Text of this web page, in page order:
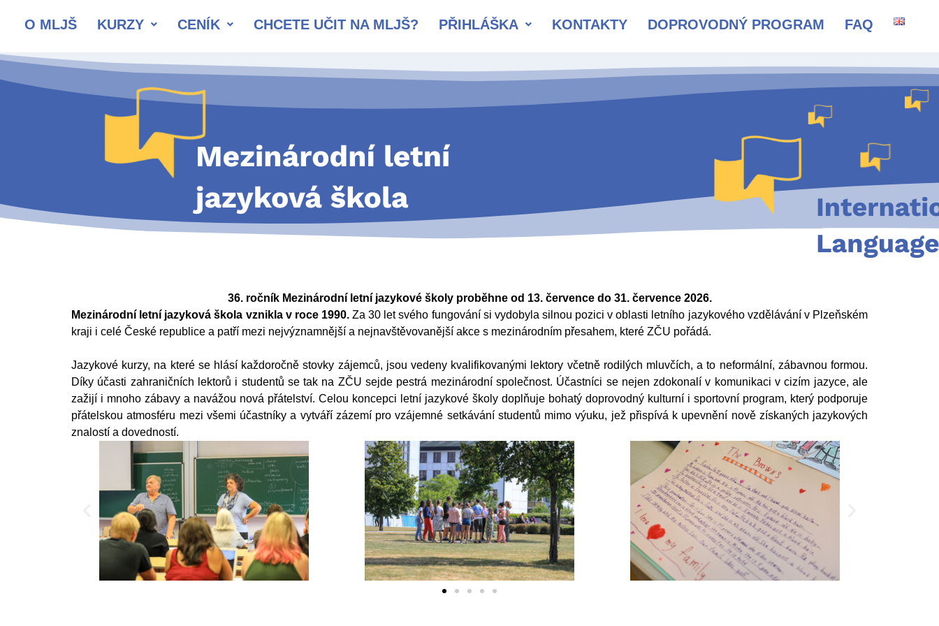
O MLJŠ KURZY CENÍK CHCETE UČIT NA MLJŠ? PŘIHLÁŠKA KONTAKTY DOPROVODNÝ PROGRAM FAQ
36. ročník Mezinárodní letní jazykové školy proběhne od 13. července do 31. července 2026.
Mezinárodní letní jazyková škola vznikla v roce 1990.Za 30 let svého fungování si vydobyla silnou pozici v oblasti letního jazykového vzdělávání v Plzeňském
kraji i celé České republice a patří mezi nejvýznamnější a nejnavštěvovanější akce s mezinárodním přesahem, které ZČU pořádá.
Jazykové kurzy, na které se hlásí každoročně stovky zájemců, jsou vedeny kvalifikovanými lektory včetně rodilých mluvčích, a to neformální, zábavnou formou.
Díky účasti zahraničních lektorů i studentů se tak na ZČU sejde pestrá mezinárodní společnost. Účastníci se nejen zdokonalí v komunikaci v cizím jazyce, ale
zažijí i mnoho zábavy a navážou nová přátelství. Celou koncepci letní jazykové školy doplňuje bohatý doprovodný kulturní i sportovní program, který podporuje
přátelskou atmosféru mezi všemi účastníky a vytváří zázemí pro vzájemné setkávání studentů mimo výuku, jež přispívá k upevnění nově získaných jazykových
znalostí a dovedností.